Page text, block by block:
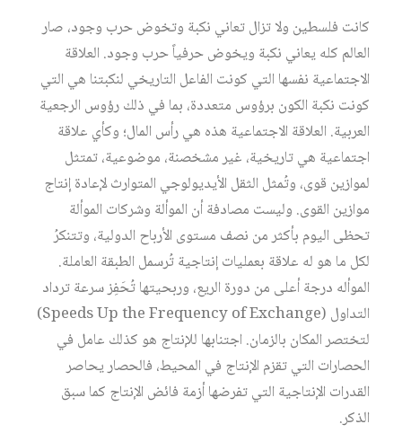
كانت فلسطين ولا تزال تعاني نكبة وتخوض حرب وجود، صار
العالم كله يعاني نكبة ويخوض حرفياً حرب وجود. العلاقة
الاجتماعية نفسها التي كونت الفاعل التاريخي لنكبتنا هي التي
كونت نكبة الكون برؤوس متعددة، بما في ذلك رؤوس الرجعية
العربية. العلاقة الاجتماعية هذه هي رأس المال؛ وكأي علاقة
اجتماعية هي تاريخية، غير مشخصنة، موضوعية، تمتثل
لموازين قوى، وتُمثل الثقل الأيديولوجي المتوارث لإعادة إنتاج
موازين القوى. وليست مصادفة أن الموألة وشركات الموألة
تحظى اليوم بأكثر من نصف مستوى الأرباح الدولية، وتتنكرُ
لكل ما هو له علاقة بعمليات إنتاجية تُرسمل الطبقة العاملة.
الموأله درجة أعلى من دورة الريع، وربحيتها تُحَفِز سرعة ترداد
التداول (Speeds Up the Frequency of Exchange)
لتختصر المكان بالزمان. اجتنابها للإنتاج هو كذلك عامل في
الحصارات التي تقزم الإنتاج في المحيط، فالحصار يحاصر
القدرات الإنتاجية التي تفرضها أزمة فائض الإنتاج كما سبق
الذكر.